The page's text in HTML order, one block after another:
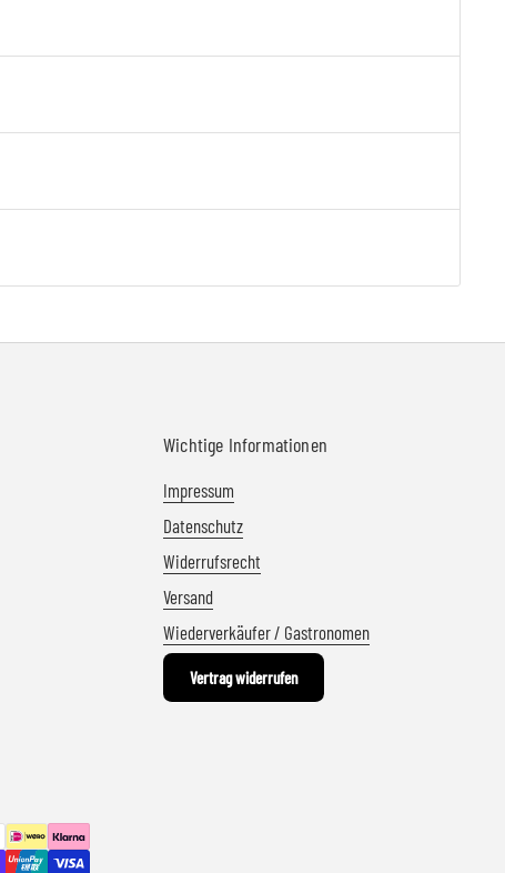
Wichtige Informationen
Impressum
Datenschutz
Widerrufsrecht
Versand
Wiederverkäufer / Gastronomen
Vertrag widerrufen